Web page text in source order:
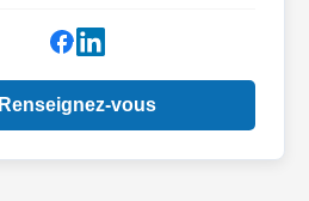
Renseignez-vous